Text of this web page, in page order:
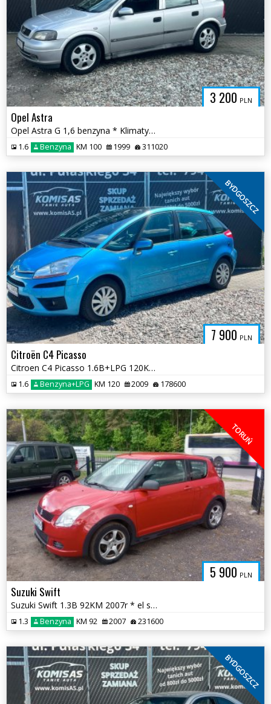
3 200 PLN
Opel Astra
Opel Astra G 1,6 benzyna * Klimatyzacja Zadbane wnętrze * BYDGOSZCZ
1.6 Benzyna KM 100 1999 311020
7 900 PLN
BYDGOSZCZ
Citroën C4 Picasso
Citroen C4 Picasso 1.6B+LPG 120KM 2009r * Klimatyzacja Elektryka szyb
1.6 Benzyna+LPG KM 120 2009 178600
5 900 PLN
TORUŃ
Suzuki Swift
Suzuki Swift 1.3B 92KM 2007r * el szyby klimatyzacja radio * TORUŃ
1.3 Benzyna KM 92 2007 231600
BYDGOSZCZ